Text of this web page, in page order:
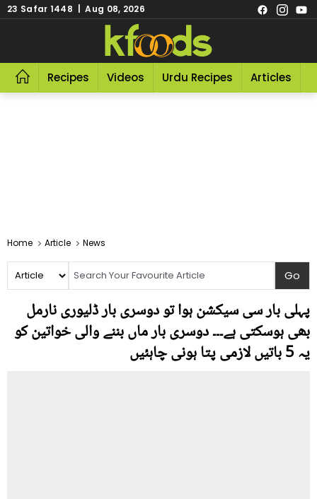
23 Safar 1448 | Aug 08, 2026
Recipes Videos Urdu Recipes Articles
Home Article News
پہلی بار سی سیکشن ہوا تو دوسری بار ڈلیوری نارمل
بھی ہوسکتی ہے۔۔۔ دوسری بار ماں بننے والی خواتین کو
یہ 5 باتیں لازمی پتا ہونی چاہئیں